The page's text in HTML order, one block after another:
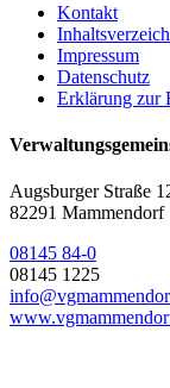
Kontakt
Impressum
Datenschutz
Erklärung zur
Augsburger Straße
82291 Mammendorf
08145 84-0
08145 1225